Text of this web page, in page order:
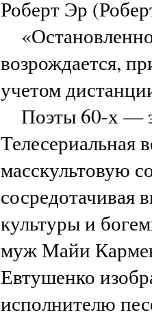
Роберт Эр
возрождается,
учетом
Поэты 60-х —
Телесериальная
масскультовую
сосредотачивая
культуры и
муж Майи
Евтушенко
исполнителю